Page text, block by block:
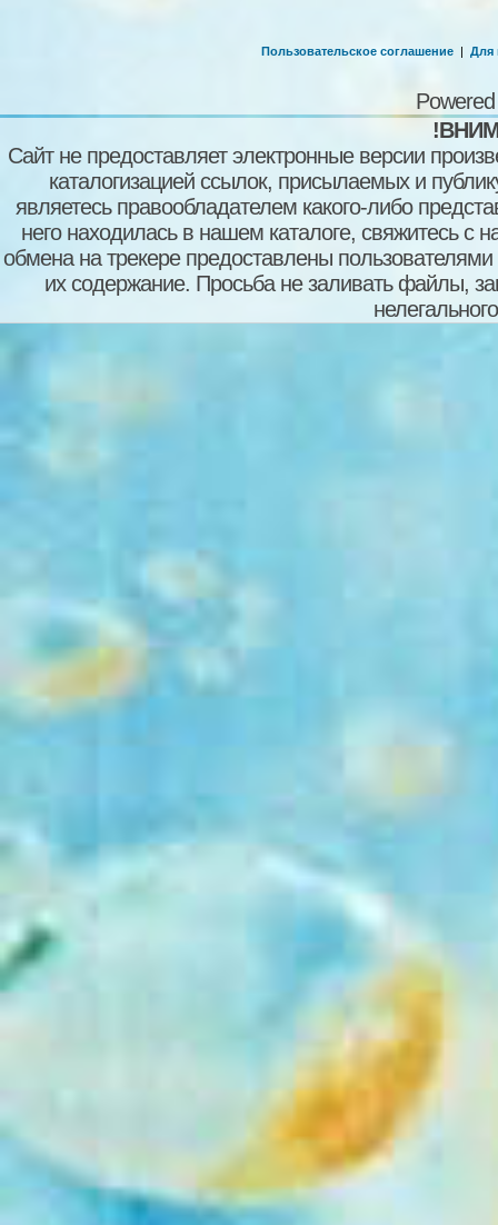
Пользовательское соглашение | Для
Сайт не предоставляет электронные версии
каталогизацией ссылок, присылаемых и
являетесь правообладателем какого-либо
него находилась в нашем каталоге, свяжитесь
обмена на трекере предоставлены пользователями
их содержание. Просьба не заливать файлы,